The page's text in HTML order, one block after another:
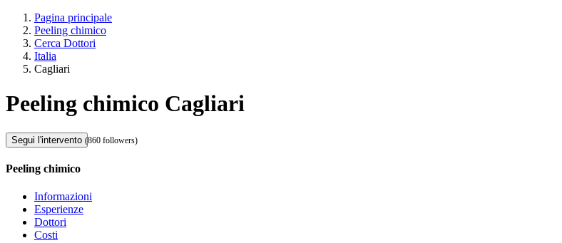
Pagina principale
Peeling chimico
Cerca Dottori
Italia
Cagliari
Peeling chimico Cagliari
Segui l'intervento (860 followers)
Peeling chimico
Informazioni
Esperienze
Dottori
Costi